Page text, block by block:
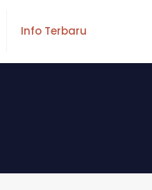
Info Terbaru